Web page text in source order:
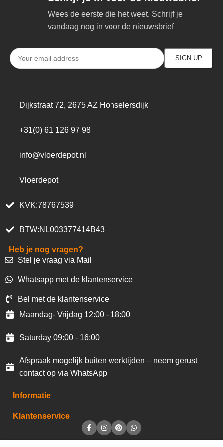
Wees de eerste die het weet. Schrijf je
vandaag nog in voor de nieuwsbrief
Dijkstraat 72, 2675 AZ Honselersdijk
+31(0) 61 126 97 98
info@vloerdepot.nl
Vloerdepot
KVK:78767539
BTW:NL003377414B43
Heb je nog vragen?
Stel je vraag via Mail
Whatsapp met de klantenservice
Bel met de klantenservice
Maandag- Vrijdag 12:00 - 18:00
Saturday 09:00 - 16:00
Afspraak mogelijk buiten werktijden – neem gerust
contact op via WhatsApp
Informatie
Klantenservice